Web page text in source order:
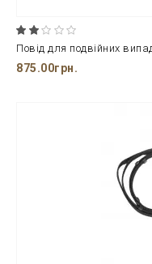
Повід для подвійних
875.00грн.